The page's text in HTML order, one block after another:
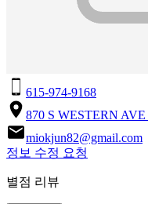
615-974-9168
870 S WESTERN
miokjun82@gmail.com
정보 수정 요청
별점 리뷰